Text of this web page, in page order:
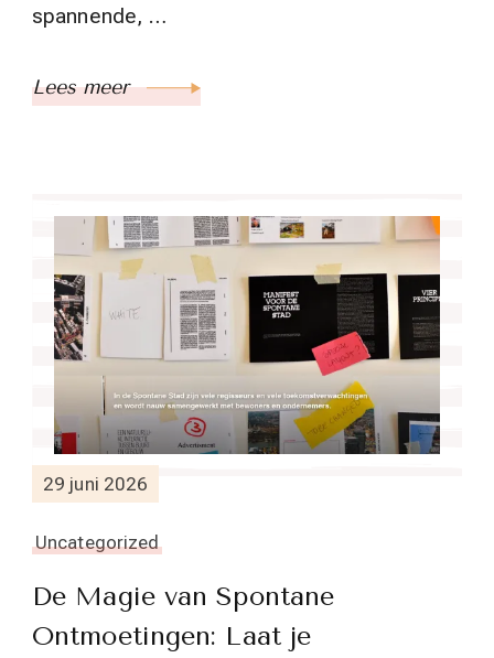
spannende, …
Lees meer
29 juni 2026
Uncategorized
De Magie van Spontane
Ontmoetingen: Laat je